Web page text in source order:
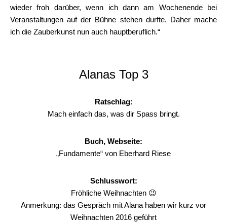
wieder froh darüber, wenn ich dann am Wochenende bei
Veranstaltungen auf der Bühne stehen durfte. Daher mache
ich die Zauberkunst nun auch hauptberuflich.“
Alanas Top 3
Ratschlag:
Mach einfach das, was dir Spass bringt.
Buch, Webseite:
„Fundamente“ von Eberhard Riese
Schlusswort:
Fröhliche Weihnachten 😉
Anmerkung: das Gespräch mit Alana haben wir kurz vor
Weihnachten 2016 geführt